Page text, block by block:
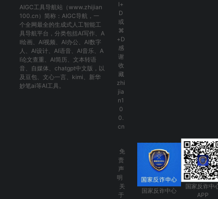
AIGC工具导航站（www.zhijian
100.cn）简称： AIGC导航 ，一
个全网最全的生成式人工智能工
具导航平台，分类包括AI写作 、 A
I绘画 、 AI视频 、 AI办公 、 AI数字
人 、 AI设计、 AI语音、 AI音乐、 A
I论文查重 、 AI简历 、 文本转语
音、 自媒体 、 chatgpt中文版 ，以
及 豆包、 文心一言 、 kimi 、 新华
妙笔ai等AI工具。
l+
D
或
⌘
+D
感
谢
收
藏
zhi
jia
n1
0
0.
cn
免
责
声
明
关
于
国家反诈中心
国家反诈中
APP